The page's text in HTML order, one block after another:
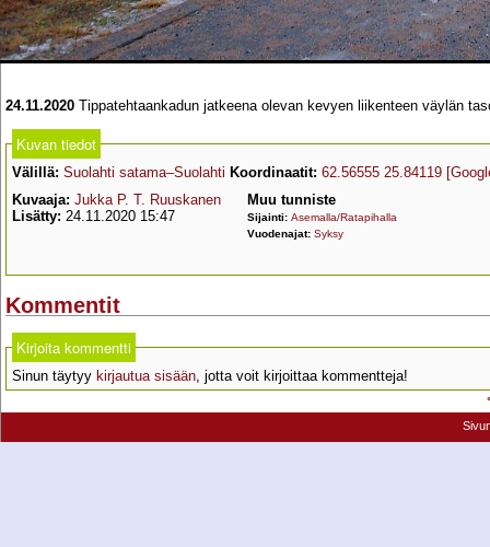
24.11.2020 Tippatehtaankadun jatkeena olevan kevyen liikenteen väylän
Kuvan tiedot
Välillä: Suolahti satama–Suolahti Koordinaatit: 62.56555 25.84119
Kuvaaja: Jukka P. T. Ruuskanen
Lisätty: 24.11.2020 15:47
Muu tunniste
Sijainti: Asemalla/Ratapihalla
Vuodenajat: Syksy
Kommentit
Kirjoita kommentti
Sinun täytyy kirjautua sisään, jotta voit kirjoittaa kommentteja!